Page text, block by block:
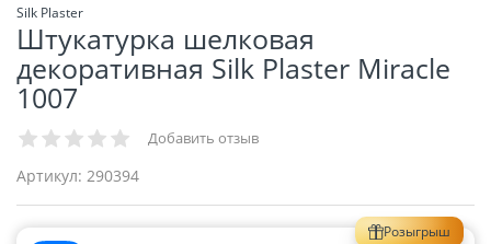
Silk Plaster
Штукатурка шелковая
декоративная Silk Plaster Miracle
1007
Добавить отзыв
Артикул: 290394
Розыгрыш